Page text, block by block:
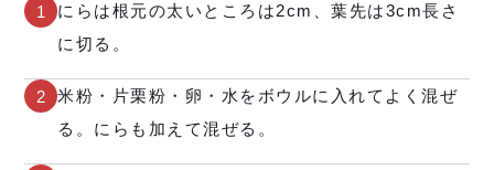
1
にらは根元の太いところは2cm、葉先は3cm長さ
に切る。
2
米粉・片栗粉・卵・水をボウルに入れてよく混ぜ
る。にらも加えて混ぜる。